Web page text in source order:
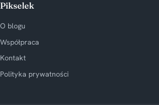
Pikselek
O blogu
Współpraca
Kontakt
Polityka prywatności